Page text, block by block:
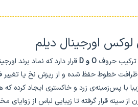
اورجینال دیلم
ترکیب حروف O و D
قرار دارد که نماد برند
ظرافت خطوط حفظ شده و از ریزش نخ یا تغییر
با پس‌زمینه‌ی زرد و خاکستری ایجاد کرده
از سینه قرار گرفته تا زیبایی لباس از